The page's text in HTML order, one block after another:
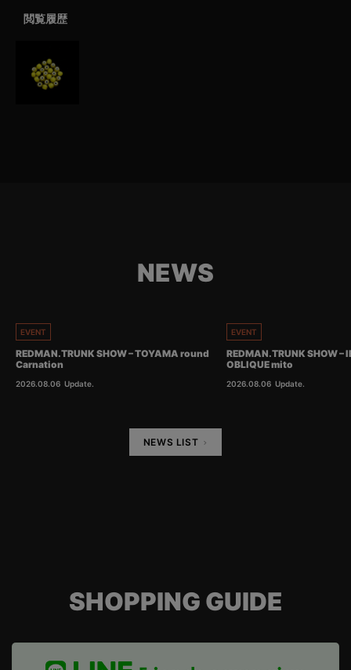
閲覧履歴
NEWS
EVENT
REDMAN.TRUNK SHOW – TOYAMA round
Carnation
2026.08.06 Update.
EVENT
REDMAN.TRUNK SHOW
OBLIQUE mito
2026.08.06 Update.
NEWS LIST
SHOPPING GUIDE